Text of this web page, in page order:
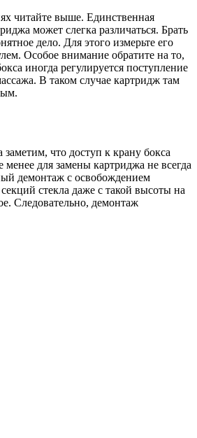
читайте выше. Единственная
может слегка различаться. Брать
дело. Для этого измерьте его
Особое внимание обратите на то,
иногда регулируется поступление
В таком случае картридж там
что доступ к крану бокса
менее для замены картриджа не всегда
демонтаж с освобождением
стекла даже с такой высоты на
Следовательно, демонтаж